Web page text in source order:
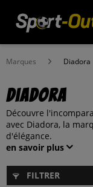
Marques Diadora
Diadora
Découvre
avec Diadora, la
d'élégance.
en savoir plus
FILTRER